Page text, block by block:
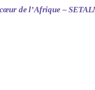
de l’Afrique –